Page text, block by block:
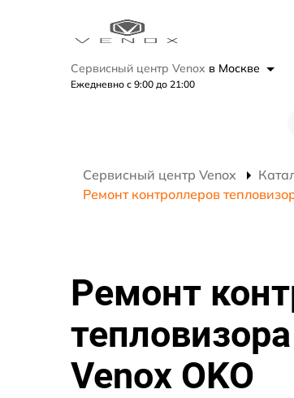
Сервисный центр Venox в Москве
Ежедневно с 9:00 до 21:00
Сервисный центр Venox
Ремонт контроллеров
Ремонт
тепловизора
Venox OKO